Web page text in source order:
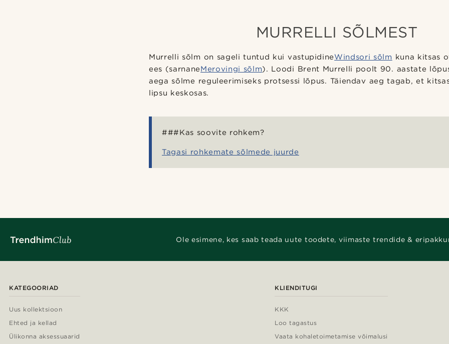
MURRELLI SÕLMEST
Murrelli sõlm on sageli tuntud kui vastupidineWindsori sõlm kuna kitsas
ees (sarnaneMerovingi sõlm). Loodi Brent Murrelli poolt 90. aastate
aega sõlme reguleerimiseks protsessi lõpus. Täiendav aeg tagab, et
lipsu keskosas.
###Kas soovite rohkem?
Tagasi rohkemate sõlmede juurde
Ole esimene, kes saab teada uute toodete, viimaste trendide &
KATEGOORIAD
Uus kollektsioon
Ehted ja kellad
Ülikonna aksessuaarid
KLIENDITUGI
KKK
Loo tagastus
Vaata kohaletoimetamise võimalusi